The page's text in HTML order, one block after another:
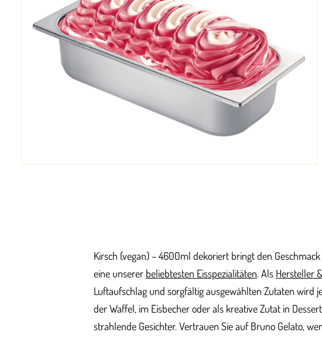
Kirsch (vegan) – 4600ml dekoriert bringt den
eine unserer beliebtesten Eisspezialitäten. Als Hersteller
Luftaufschlag und sorgfältig ausgewählten Zutaten wird
der Waffel, im Eisbecher oder als kreative Zutat in
strahlende Gesichter. Vertrauen Sie auf Bruno Gelato,